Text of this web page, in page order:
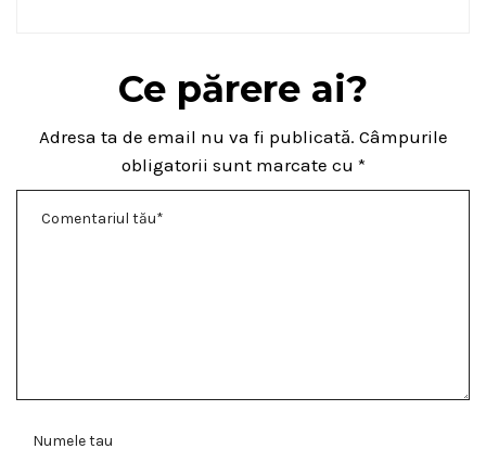
Ce părere ai?
Adresa ta de email nu va fi publicată. Câmpurile
obligatorii sunt marcate cu *